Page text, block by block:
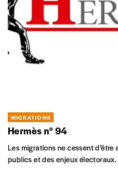
MIGRATIONS
Hermès n° 94
Les migrations ne cessent
publics et des enjeux électoraux.